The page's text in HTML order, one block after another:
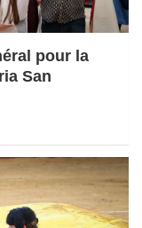
pour la
San